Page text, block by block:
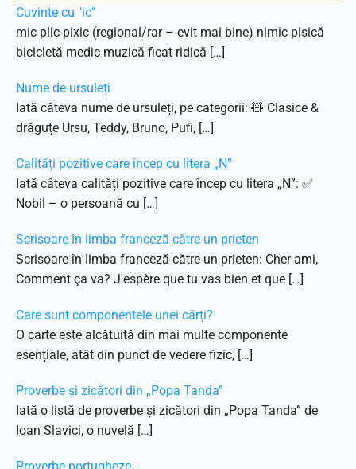
Cuvinte cu "ic"
mic plic pixic (regional/rar – evit mai bine) nimic pisică
bicicletă medic muzică ficat ridică […]
Nume de ursuleți
Iată câteva nume de ursuleți, pe categorii: 🧸 Clasice &
drăguțe Ursu, Teddy, Bruno, Pufi, […]
Calități pozitive care încep cu litera „N”
Iată câteva calități pozitive care încep cu litera „N”: ✅
Nobil – o persoană cu […]
Scrisoare în limba franceză către un prieten
Scrisoare în limba franceză către un prieten: Cher ami,
Comment ça va? J'espère que tu vas bien et que […]
Care sunt componentele unei cărți?
O carte este alcătuită din mai multe componente
esențiale, atât din punct de vedere fizic, […]
Proverbe și zicători din „Popa Tanda”
Iată o listă de proverbe și zicători din „Popa Tanda” de
Ioan Slavici, o nuvelă […]